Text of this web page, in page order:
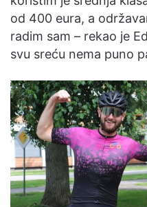
od 400 eura, a
radim sam – rekao je
svu sreću nema puno